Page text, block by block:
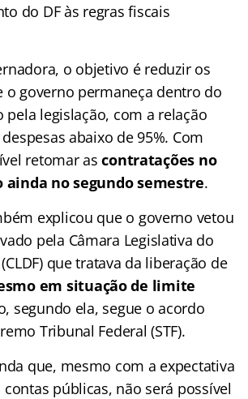
do DF às regras fiscais
o objetivo é reduzir os
o governo permaneça dentro do
legislação, com a relação
abaixo de 95%. Com
retomar ascontratações no
ainda no segundo semestre.
explicou que o governo vetou
pela Câmara Legislativa do
que tratava da liberação de
em situação de limite
segundo ela, segue o acordo
Tribunal Federal (STF).
que, mesmo com a expectativa
públicas, não será possível